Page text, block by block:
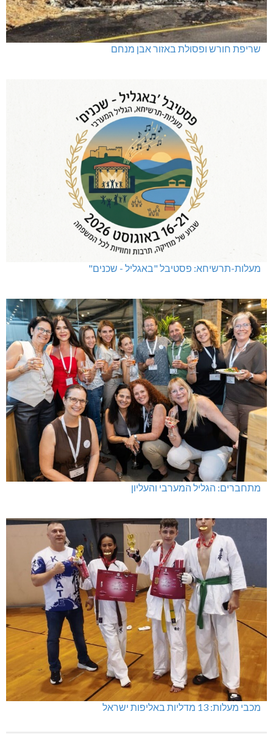
שריפת חורש ופסולת באזור אבן מנחם
מעלות-תרשיחא: פסטיבל "באגליל - שכנים"
מתחברים: הגליל המערבי והעליון
מכבי מעלות: 13 מדליות באליפות ישראל